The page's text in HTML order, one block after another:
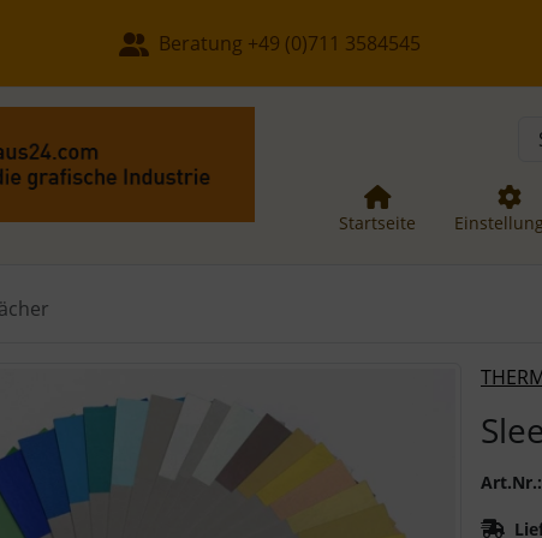
Beratung +49 (0)711 3584545
Startseite
Art.Nr.:
ein Produktbild existiert, können Sie die "Zurück-" und